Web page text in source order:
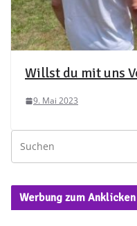
Willst du mit uns
9. Mai 2023
Werbung zum Anklicken